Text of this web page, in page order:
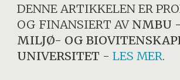
DENNE ARTIKKELEN ER
OG FINANSIERT AV NMBU
MILJØ- OG
UNIVERSITET -LES MER.